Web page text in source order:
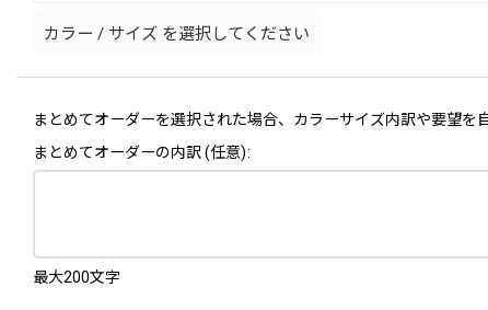
カラー / サイズ を選択してください
まとめてオーダーを選択された場合、カラーサイズ内訳や要望を
まとめてオーダーの内訳 (任意):
最大200文字